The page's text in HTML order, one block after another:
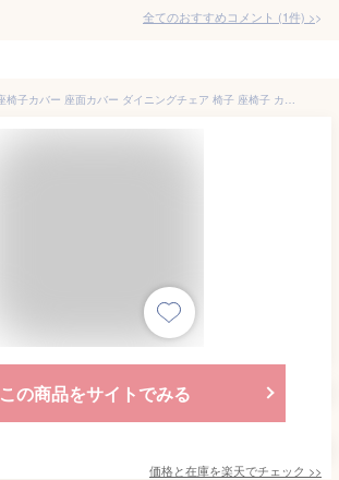
全てのおすすめコメント (1件) >
チェアカバー 座椅子カバー 座面カバー ダイニングチェア 椅子 座椅子 カバー 背もたれ 1枚 1人用 1人掛け全周ゴム 伸縮性 ストレッチ ストレッチフィット 洗える おしゃれ モダン 北欧 あす楽 [R-SS]
この商品をサイトでみる
価格と在庫を楽天でチェック >>